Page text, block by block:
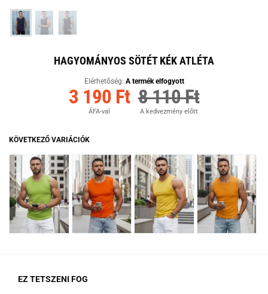
HAGYOMÁNYOS SÖTÉT KÉK ATLÉTA
Elérhetőség: A termék elfogyott
3 190 Ft
ÁFA-val
8 110 Ft
A kedvezmény előtt
KÖVETKEZŐ VARIÁCIÓK
EZ TETSZENI FOG